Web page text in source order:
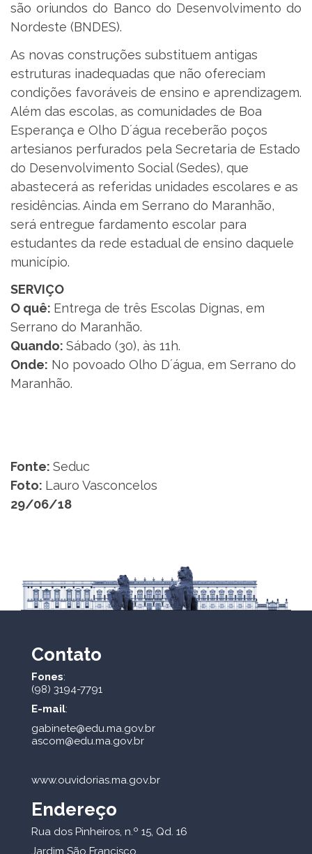
são oriundos do Banco do Desenvolvimento do
Nordeste (BNDES).
As novas construções substituem antigas
estruturas inadequadas que não ofereciam
condições favoráveis de ensino e aprendizagem.
Além das escolas, as comunidades de Boa
Esperança e Olho D´água receberão poços
artesianos perfurados pela Secretaria de Estado
do Desenvolvimento Social (Sedes), que
abastecerá as referidas unidades escolares e as
residências. Ainda em Serrano do Maranhão,
será entregue fardamento escolar para
estudantes da rede estadual de ensino daquele
município.
SERVIÇO
O quê: Entrega de três Escolas Dignas, em
Serrano do Maranhão.
Quando: Sábado (30), às 11h.
Onde: No povoado Olho D´água, em Serrano do
Maranhão.
Fonte: Seduc
Foto: Lauro Vasconcelos
29/06/18
Contato
Fones:
(98) 3194-7791
E-mail:
gabinete@edu.ma.gov.br
ascom@edu.ma.gov.br
www.ouvidorias.ma.gov.br
Endereço
Rua dos Pinheiros, n.º 15, Qd. 16
Jardim São Francisco